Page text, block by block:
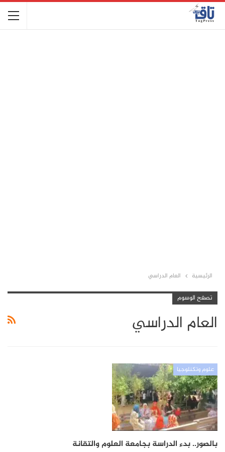
الرئيسية العام الدراسي
تصفح الوسوم
العام الدراسي
علوم وتكنلوجيا
بالصور.. بدء الدراسة بجامعة العلوم والتقانة